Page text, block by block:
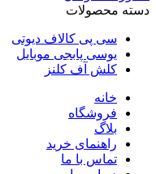
دسته محصولات
سی پی کالاف دیوتی
یوسی پابجی موبایل
کلش آف کلنز
خانه
فروشگاه
بلاگ
راهنمای خرید
تماس با ما